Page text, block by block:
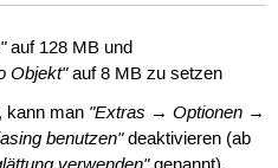
auf 128 MB und
Objekt"auf 8 MB zu setzen
kann man "Extras → Optionen →
benutzen"deaktivieren (ab